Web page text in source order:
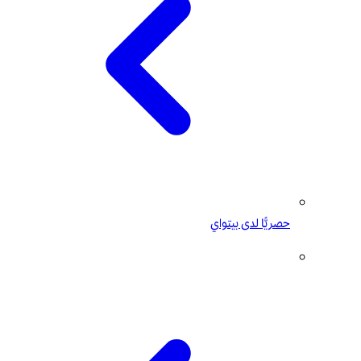
حصريًّا لدى بيتواي